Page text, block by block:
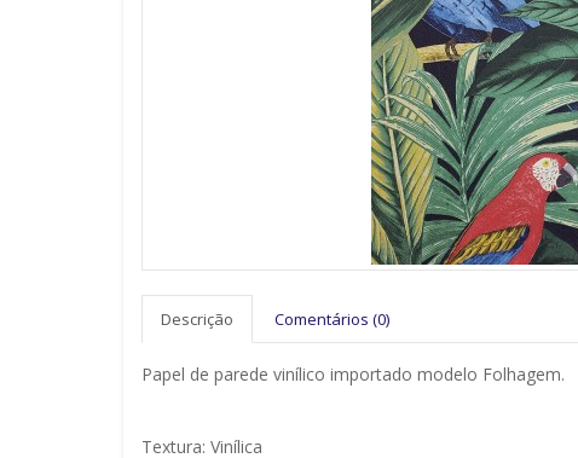
Descrição Comentários (0)
Papel de parede vinílico importado modelo Folhagem.
Textura: Vinílica